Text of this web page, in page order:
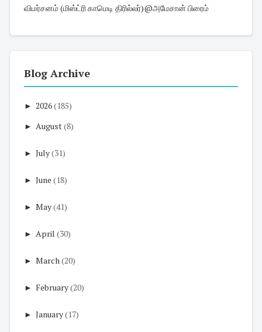
விமர்சனம் (மிஸ்ட்ரி காமெடி திரில்லர்)@அமேசான் பிரைம்
Blog Archive
► 2026(185)
► August(8)
► July(31)
► June (18)
► May(41)
► April (30)
► March(20)
► February(20)
► January(17)